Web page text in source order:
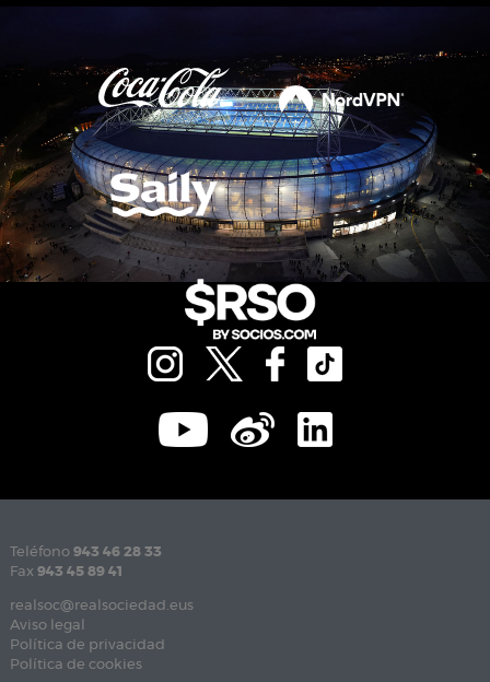
Teléfono 943 46 28 33
Fax 943 45 89 41
realsoc@realsociedad.eus
Aviso legal
Política de privacidad
Política de cookies